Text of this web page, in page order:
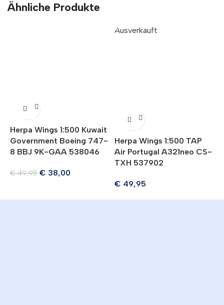
Ähnliche Produkte
Herpa Wings 1:500 Kuwait
Government Boeing 747-
8 BBJ 9K-GAA 538046
€49,95 € 38,00
Ausverkauft
Herpa Wings 1:500 TAP
Air Portugal A321neo CS-
TXH 537902
€ 49,95